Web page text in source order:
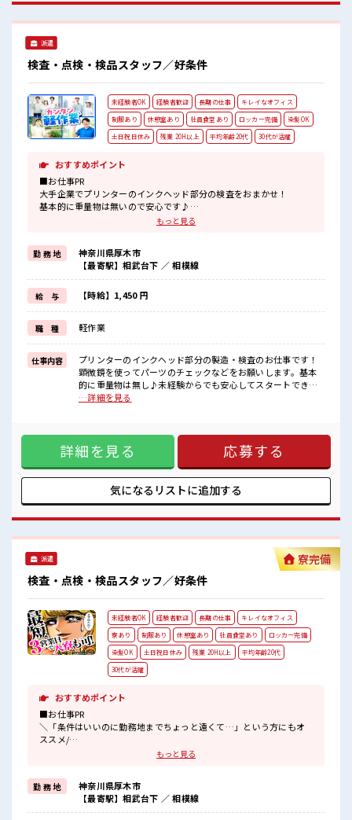
ッカー完備！ 私物の置きすぎには注意が必要ですね★
派遣
検査・点検・検品スタッフ／好条件
未経験者OK 経験者歓迎 長期の仕事
キレイなオフィス
制服あり
休憩室あり 社員食堂あり ロッカー完備
染髪OK
土日祝日休み
残業 20H以上 平均年齢20代 30代が活躍
おすすめポイント
■お仕事PR
大手企業でプリンターのインクヘッド部分の検査をおまかせ！
基本的に重量物は無いので安心です♪
フォロー体制バッチリなので、
クリーンルーム内で空調が完備されているのでこれからの季節もカ
イテキにお仕事できちゃいます♪
通勤は自転車・バイク・自動車・公共交通機関なんでもOK！
社員食堂も完備されており1食ナント180円～！
温かくておいしいご飯が食べられます☆
働きやすさバツグンの環境が整っている職場です♪
■職場の雰囲気
活気あふれる20代・30代活躍中の職場です☆
派手すぎなければ多少のヘアカラーもOKなのはウレシイPoint☆
一息つける休憩スペースやロッカーも完備！
制服も無料貸与なので準備の必要なし！
もっと見る
勤 務 地
神奈川県厚木市
【最寄駅】相武台下 ／ 相模線
給 与 【時給】1,450 円
職 種 軽作業
仕事内容
プリンターのインクヘッド部分の製造・検査のお仕事です！
顕微鏡を使ってパーツのチェックなどをお願いします。基本
的に重量物は無し♪未経験からでも安心してスタートできま
すよ♪ ■お仕事PR 大手企業でプリンターのインクヘッド部分
でも安心してスタートできます☆ クリーンルーム内で空調が
完備されているのでこれからの季節もカイテキにお仕事でき
ちゃいます♪ 通勤は自転車・バイク・自動車・公共交通機関
なんでもOK！ 社員食堂も完備されており1食ナント180円
～！ 温かくておいしいご飯が食べられます☆ 働きやすさバツ
グンの環境が整っている職場です♪ ■職場の雰囲気 活気あふ
ヘアカラーもOKなのはウレシイPoint☆ 一息つける休憩スペ
ースやロッカーも完備！ 制服も無料貸与なので準備の必要な
…詳細を見る
詳細を見る 応募する
気になるリストに追加する
派遣
検査・点検・検品スタッフ／好条件
寮完備
未経験者OK 経験者歓迎 長期の仕事
キレイなオフィス
寮あり
制服あり 休憩室あり 社員食堂あり
ロッカー完備
染髪OK
土日祝日休み 残業 20H以上
平均年齢20代
30代が活躍
おすすめポイント
■お仕事PR
＼「条件はいいのに勤務地までちょっと遠くて…」という方にもオ
ススメ/
寮ありのお仕事ならそんな心配はナシ(*^▽^*)
駐車場も完備されているので車の持込もOK！
現地までの赴任交通費も支給します☆
カップルやお友達との就業OK♪
もっと見る
勤 務 地
神奈川県厚木市
【最寄駅】相武台下 ／ 相模線